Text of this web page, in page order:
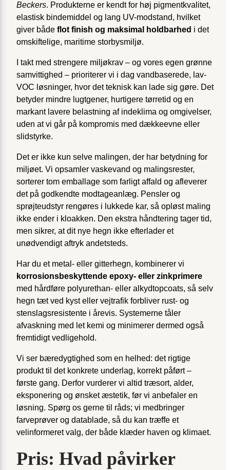
Beckers. Produkterne er kendt for høj pigmentkvalitet,
elastisk bindemiddel og lang UV-modstand, hvilket
giver både flot finish og maksimal holdbarhed i det
omskiftelige, maritime storbysmiljø.
I takt med strengere miljøkrav – og vores egen grønne
samvittighed – prioriterer vi i dag vandbaserede, lav-
VOC løsninger, hvor det teknisk kan lade sig gøre. Det
betyder mindre lugtgener, hurtigere tørretid og en
markant lavere belastning af indeklima og omgivelser,
uden at vi går på kompromis med dækkeevne eller
slidstyrke.
Det er ikke kun selve malingen, der har betydning for
miljøet. Vi opsamler vaskevand og malingsrester,
sorterer tom emballage som farligt affald og afleverer
det på godkendte modtageanlæg. Pensler og
sprøjteudstyr rengøres i lukkede kar, så opløst maling
ikke ender i kloakken. Den ekstra håndtering tager tid,
men sikrer, at dit nye hegn ikke efterlader et
unødvendigt aftryk andetsteds.
Har du et metal- eller gitterhegn, kombinerer vi
korrosions­beskyttende epoxy- eller zink­primere
med hårdføre polyurethan- eller alkydtopcoats, så selv
hegn tæt ved kyst eller vejtrafik forbliver rust- og
stenslags­resistente i årevis. Systemerne tåler
afvaskning med let kemi og minimerer dermed også
fremtidigt vedligehold.
Vi ser bæredygtighed som en helhed: det rigtige
produkt til det konkrete underlag, korrekt påført –
første gang. Derfor vurderer vi altid træsort, alder,
eksponering og ønsket æstetik, før vi anbefaler en
løsning. Spørg os gerne til råds; vi medbringer
farveprøver og datablade, så du kan træffe et
velinformeret valg, der både klæder haven og klimaet.
Pris: Hvad påvirker